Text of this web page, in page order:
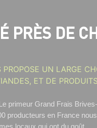
PRÈS DE
UN LARGE
ET DE
Le primeur Grand Frais
producteurs en France